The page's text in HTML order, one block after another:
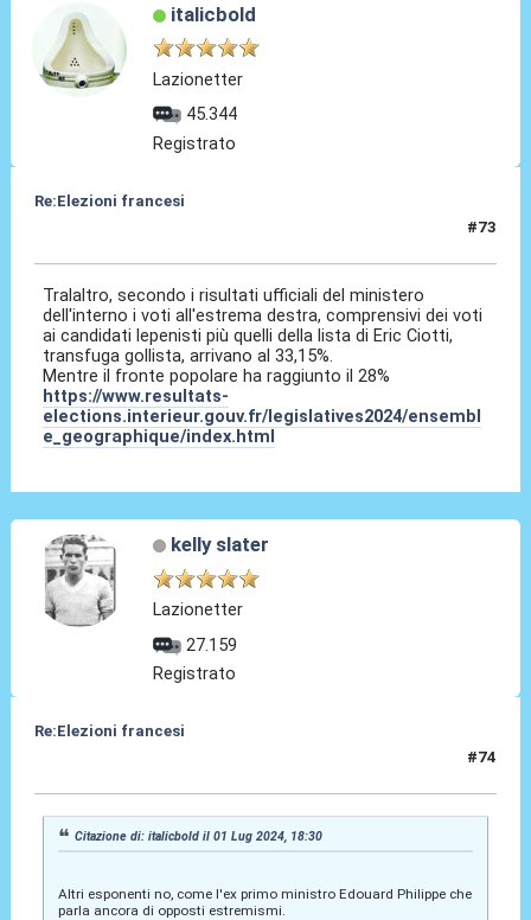
italicbold
Lazionetter
45.344
Registrato
Re:Elezioni francesi
#73
Tralaltro, secondo i risultati ufficiali del ministero
dell'interno i voti all'estrema destra, comprensivi dei voti
ai candidati lepenisti più quelli della lista di Eric Ciotti,
transfuga gollista, arrivano al 33,15%.
Mentre il fronte popolare ha raggiunto il 28%
https://www.resultats-
elections.interieur.gouv.fr/legislatives2024/ensembl
e_geographique/index.html
kelly slater
Lazionetter
27.159
Registrato
Re:Elezioni francesi
#74
Citazione di: italicbold il 01 Lug 2024, 18:30
Altri esponenti no, come l'ex primo ministro Edouard Philippe che
parla ancora di opposti estremismi.